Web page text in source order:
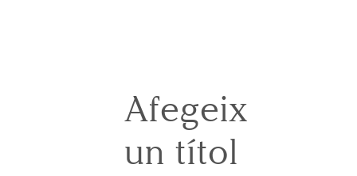
Afegeix
un títol